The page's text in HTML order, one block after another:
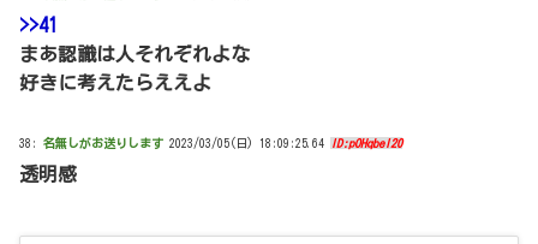
>>41
まあ認識は人それぞれよな
好きに考えたらええよ
38: 名無しがお送りします 2023/03/05(日) 18:09:25.64 ID:pOHqbeI20
透明感